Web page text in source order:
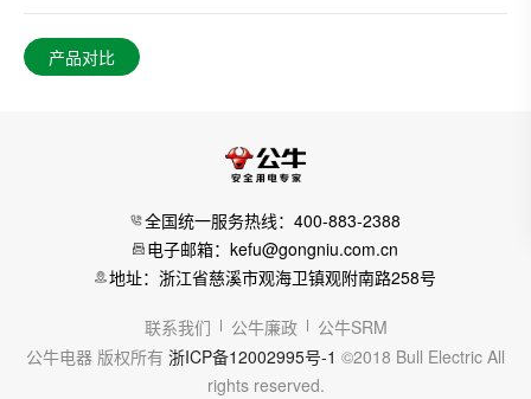
产品对比
全国统一服务热线：400-883-2388
电子邮箱：kefu@gongniu.com.cn
地址：浙江省慈溪市观海卫镇观附南路258号
联系我们 公牛廉政
公牛SRM
公牛电器 版权所有 浙ICP备12002995号-1 ©2018 Bull Electric All
rights reserved.